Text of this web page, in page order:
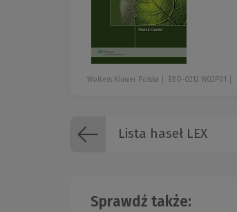
Wolters Kluwer Polska EBO-0212 W02P01
Lista haseł LEX
Sprawdź także: